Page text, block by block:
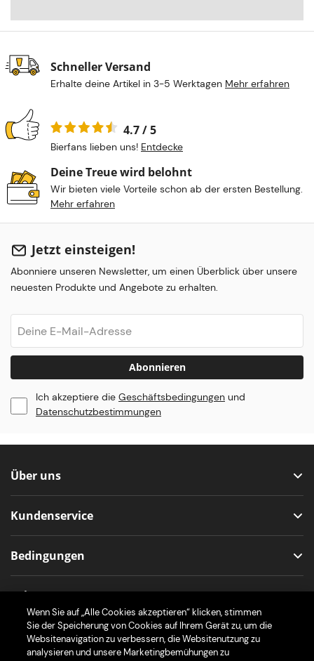
Schneller Versand
Erhalte deine Artikel in 3-5 Werktagen Mehr erfahren
4.7 / 5
Bierfans lieben uns! Entdecke
Deine Treue wird belohnt
Wir bieten viele Vorteile schon ab der ersten Bestellung.
Mehr erfahren
Jetzt einsteigen!
Abonniere unseren Newsletter, um einen Überblick über unsere
neuesten Produkte und Angebote zu erhalten.
Abonnieren
Ich akzeptiere die Geschäftsbedingungen und
Datenschutzbestimmungen
Über uns
Kundenservice
Bedingungen
Folge uns
Wenn Sie auf „Alle Cookies akzeptieren“ klicken, stimmen
Sie der Speicherung von Cookies auf Ihrem Gerät zu, um die
Websitenavigation zu verbessern, die Websitenutzung zu
analysieren und unsere Marketingbemühungen zu